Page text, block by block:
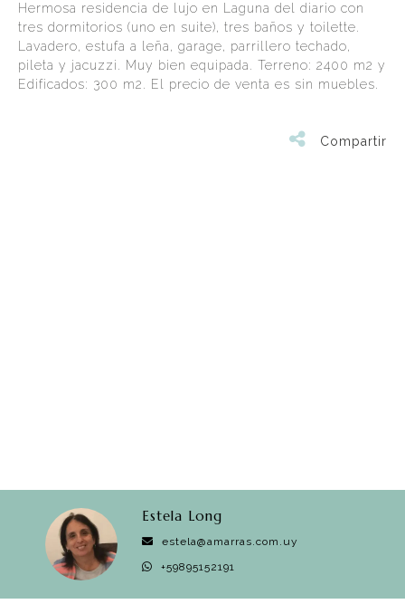
Hermosa residencia de lujo en Laguna del diario con
tres dormitorios (uno en suite), tres baños y toilette.
Lavadero, estufa a leña, garage, parrillero techado,
pileta y jacuzzi. Muy bien equipada. Terreno: 2400 m2 y
Edificados: 300 m2. El precio de venta es sin muebles.
Compartir
Estela Long
estela@amarras.com.uy
+59895152191